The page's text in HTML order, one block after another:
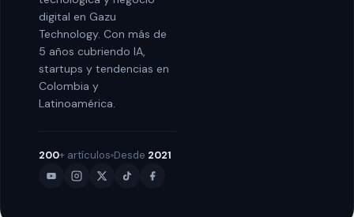
digital en Gazu
Technology. Con más de
5 años cubriendo IA,
startups y tendencias en
Colombia y
Latinoamérica.
200+ artículos Desde 2021